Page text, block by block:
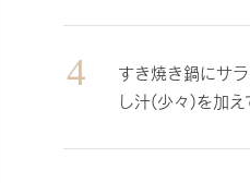
すき焼き鍋にサ
し汁(少々)を加え